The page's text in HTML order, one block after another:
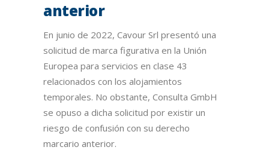
anterior
En junio de 2022, Cavour Srl presentó una
solicitud de marca figurativa en la Unión
Europea para servicios en clase 43
relacionados con los alojamientos
temporales. No obstante, Consulta GmbH
se opuso a dicha solicitud por existir un
riesgo de confusión con su derecho
marcario anterior.